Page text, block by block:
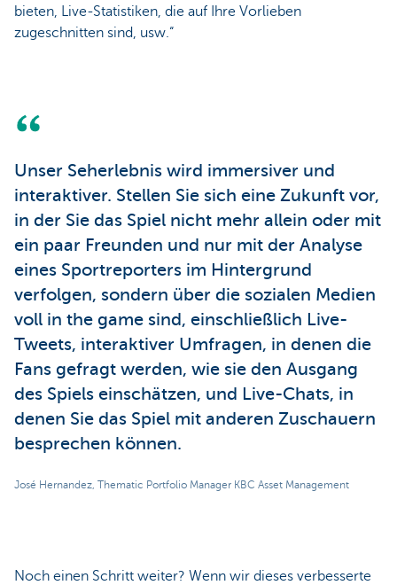
bieten, Live-Statistiken, die auf Ihre Vorlieben
zugeschnitten sind, usw.“
Unser Seherlebnis wird immersiver und
interaktiver. Stellen Sie sich eine Zukunft vor,
in der Sie das Spiel nicht mehr allein oder mit
ein paar Freunden und nur mit der Analyse
eines Sportreporters im Hintergrund
verfolgen, sondern über die sozialen Medien
voll in the game sind, einschließlich Live-
Tweets, interaktiver Umfragen, in denen die
Fans gefragt werden, wie sie den Ausgang
des Spiels einschätzen, und Live-Chats, in
denen Sie das Spiel mit anderen Zuschauern
besprechen können.
José Hernandez, Thematic Portfolio Manager KBC Asset Management
Noch einen Schritt weiter? Wenn wir dieses verbesserte